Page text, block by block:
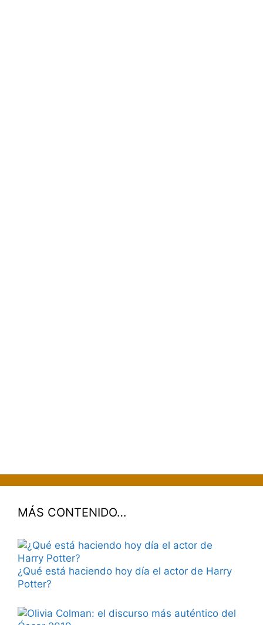
MÁS CONTENIDO…
¿Qué está haciendo hoy día el actor de Harry
Potter?